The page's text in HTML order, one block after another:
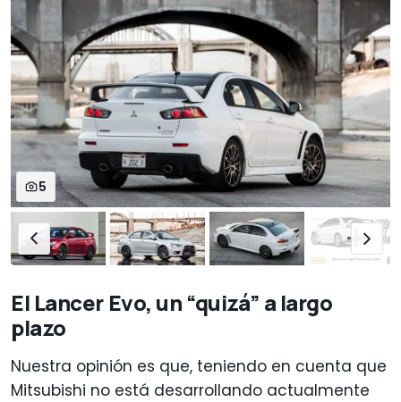
5
El Lancer Evo, un “quizá” a largo
plazo
Nuestra opinión es que, teniendo en cuenta que
Mitsubishi no está desarrollando actualmente